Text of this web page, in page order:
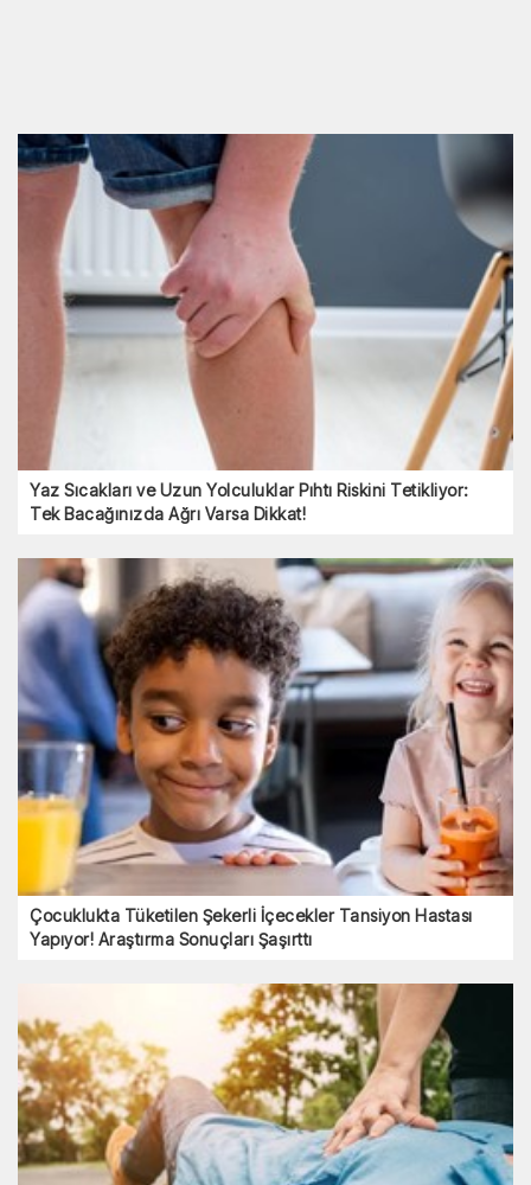
Yaz Sıcakları ve Uzun Yolculuklar Pıhtı Riskini Tetikliyor:
Tek Bacağınızda Ağrı Varsa Dikkat!
Çocuklukta Tüketilen Şekerli İçecekler Tansiyon Hastası
Yapıyor! Araştırma Sonuçları Şaşırttı